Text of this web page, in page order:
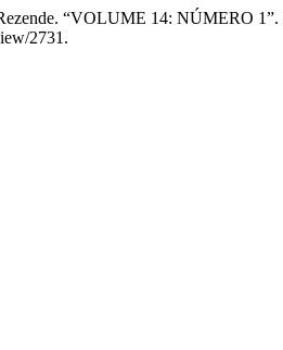
“VOLUME 14: NÚMERO 1”.
2731.